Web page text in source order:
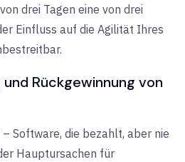
drei Tagen eine von drei
Einfluss auf die Agilität Ihres
Rückgewinnung von
Software, die bezahlt, aber nie
Hauptursachen für